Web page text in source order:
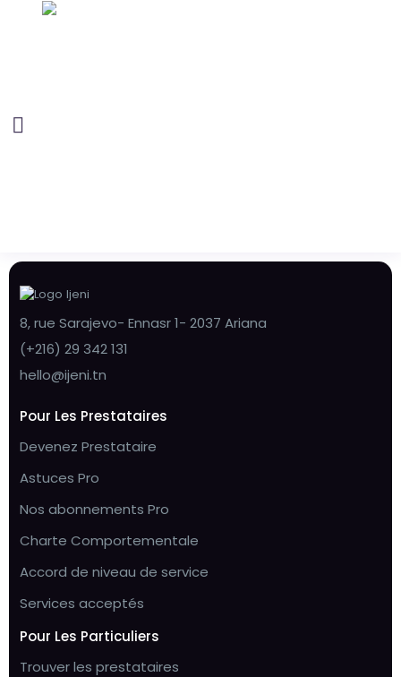
8, rue Sarajevo- Ennasr 1- 2037 Ariana
(+216) 29 342 131
hello@ijeni.tn
Pour Les Prestataires
Devenez Prestataire
Astuces Pro
Nos abonnements Pro
Charte Comportementale
Accord de niveau de service
Services acceptés
Pour Les Particuliers
Trouver les prestataires